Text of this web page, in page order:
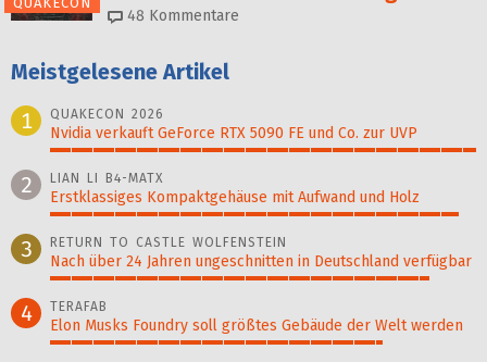
48 Kommentare
Meistgelesene Artikel
1
QUAKECON 2026
Nvidia verkauft GeForce RTX 5090 FE und Co. zur UVP
2 LIAN LI B4-MATX
Erstklassiges Kompaktgehäuse mit Aufwand und Holz
3 RETURN TO CASTLE WOLFENSTEIN
Nach über 24 Jahren ungeschnitten in Deutschland verfügbar
4 TERAFAB
Elon Musks Foundry soll größ­tes Gebäude der Welt werden